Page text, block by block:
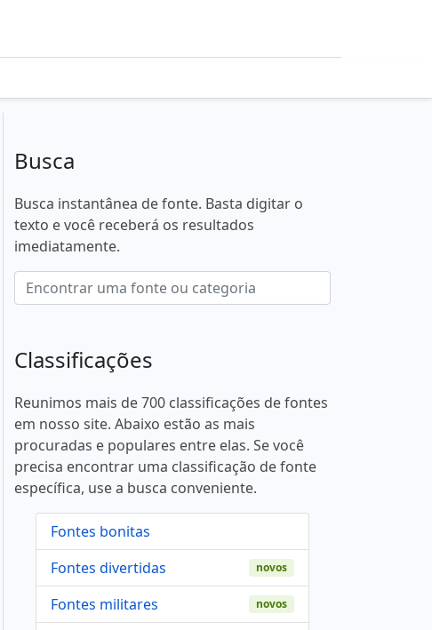
Busca
Busca instantânea de fonte. Basta digitar o
texto e você receberá os resultados
imediatamente.
Classificações
Reunimos mais de 700 classificações de fontes
em nosso site. Abaixo estão as mais
procuradas e populares entre elas. Se você
precisa encontrar uma classificação de fonte
específica, use a busca conveniente.
Fontes bonitas
Fontes divertidas
novos
Fontes militares novos